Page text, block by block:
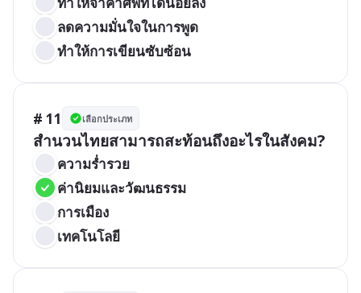
ลดความมั่นใจในการพูด
ทำให้การเขียนซับซ้อน
# 11 เลือกประเภท
สำนวนไทยสามารถสะท้อนถึงอะไรในสังคม?
ความร่ำรวย
ค่านิยมและวัฒนธรรม
การเมือง
เทคโนโลยี